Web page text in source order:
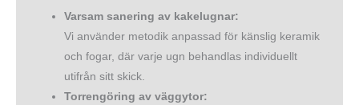
Varsam sanering av kakelugnar:
Vi använder metodik anpassad för känslig keramik
och fogar, där varje ugn behandlas individuellt
utifrån sitt skick.
Torrengöring av väggytor: